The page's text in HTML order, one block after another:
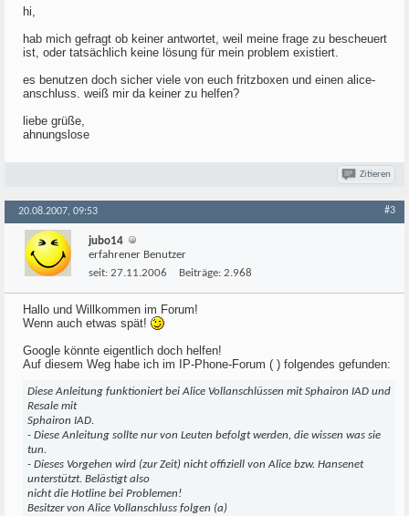
hi,
hab mich gefragt ob keiner antwortet, weil meine frage zu bescheuert
ist, oder tatsächlich keine lösung für mein problem existiert.
es benutzen doch sicher viele von euch fritzboxen und einen alice-
anschluss. weiß mir da keiner zu helfen?
liebe grüße,
ahnungslose
Zitieren
20.08.2007, 09:53 #3
jubo14
erfahrener Benutzer
seit: 27.11.2006 Beiträge: 2.968
Hallo und Willkommen im Forum!
Wenn auch etwas spät!
Google könnte eigentlich doch helfen!
Auf diesem Weg habe ich im IP-Phone-Forum ( ) folgendes gefunden:
Diese Anleitung funktioniert bei Alice Vollanschlüssen mit Sphairon IAD und
Resale mit
Sphairon IAD.
- Diese Anleitung sollte nur von Leuten befolgt werden, die wissen was sie
tun.
- Dieses Vorgehen wird (zur Zeit) nicht offiziell von Alice bzw. Hansenet
unterstützt. Belästigt also
nicht die Hotline bei Problemen!
Besitzer von Alice Vollanschluss folgen (a)